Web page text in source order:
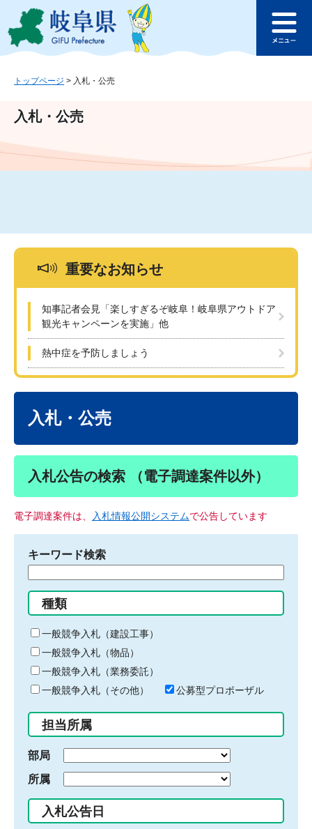
ジ
ュ
文
このページの本文へ
ュ
トップページ > 入札・公売
入札・公売
重要なお知らせ
知事記者会見「楽しすぎるぞ岐阜！岐阜県アウトドア
観光キャンペーンを実施」他
熱中症を予防しましょう
入札・公売
入札公告の検索 （電子調達案件以外）
電子調達案件は、 入札情報公開システムで公告しています
キーワード検索
る
キ
ー
ワ
ー
ド
入
力
種類
一般競争入札（建設工事）
一般競争入札（物品）
一般競争入札（業務委託）
一般競争入札（その他）
公募型プロポーザル
担当所属
部局
所属
入札公告日